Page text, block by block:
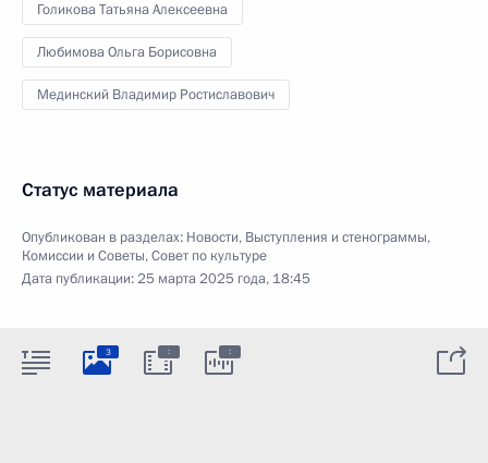
Голикова Татьяна Алексеевна
Любимова Ольга Борисовна
Мединский Владимир Ростиславович
Статус материала
Опубликован в разделах: Новости, Выступления и стенограммы,
Комиссии и Советы,Совет по культуре
Дата публикации:25 марта 2025 года, 18:45
3 : :